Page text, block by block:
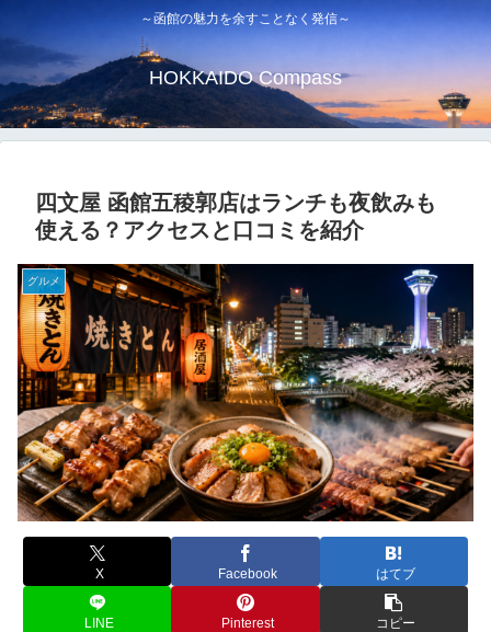
～函館の魅力を余すことなく発信～
HOKKAIDO Compass
四文屋 函館五稜郭店はランチも夜飲みも
使える？アクセスと口コミを紹介
グルメ
X Facebook はてブ
LINE Pinterest コピー